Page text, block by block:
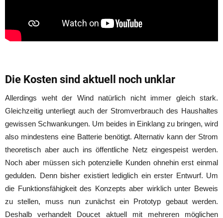
Die Kosten sind aktuell noch unklar
Allerdings weht der Wind natürlich nicht immer gleich stark.
Gleichzeitig unterliegt auch der Stromverbrauch des Haushaltes
gewissen Schwankungen. Um beides in Einklang zu bringen, wird
also mindestens eine Batterie benötigt. Alternativ kann der Strom
theoretisch aber auch ins öffentliche Netz eingespeist werden.
Noch aber müssen sich potenzielle Kunden ohnehin erst einmal
gedulden. Denn bisher existiert lediglich ein erster Entwurf. Um
die Funktionsfähigkeit des Konzepts aber wirklich unter Beweis
zu stellen, muss nun zunächst ein Prototyp gebaut werden.
Deshalb verhandelt Doucet aktuell mit mehreren möglichen